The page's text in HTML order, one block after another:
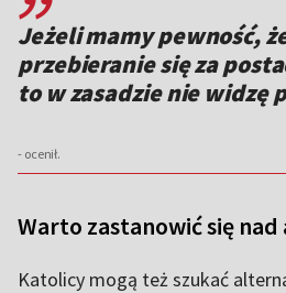
Jeżeli mamy pewność,
przebieranie się za
to w zasadzie nie widzę
- ocenił.
Warto zastanowić się
Katolicy mogą też szukać